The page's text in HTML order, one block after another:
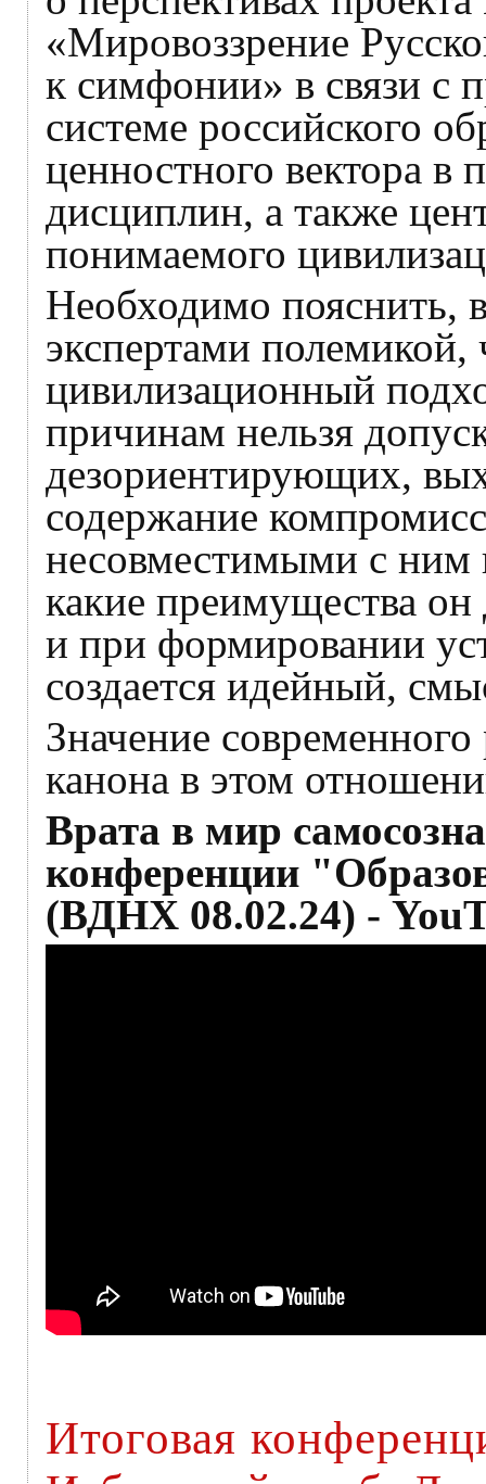
«Мировоззрение
к симфонии» в связи с
системе российского
ценностного вектора в
дисциплин, а также
понимаемого
Необходимо пояснить,
экспертами
цивилизационный
причинам нельзя
дезориентирующих,
содержание
несовместимыми с
какие преимущества он
и при формировании
создается идейный,
Значение современного
канона в этом
Врата в мир
конференции
(ВДНХ 08.02.24) -
Итоговая